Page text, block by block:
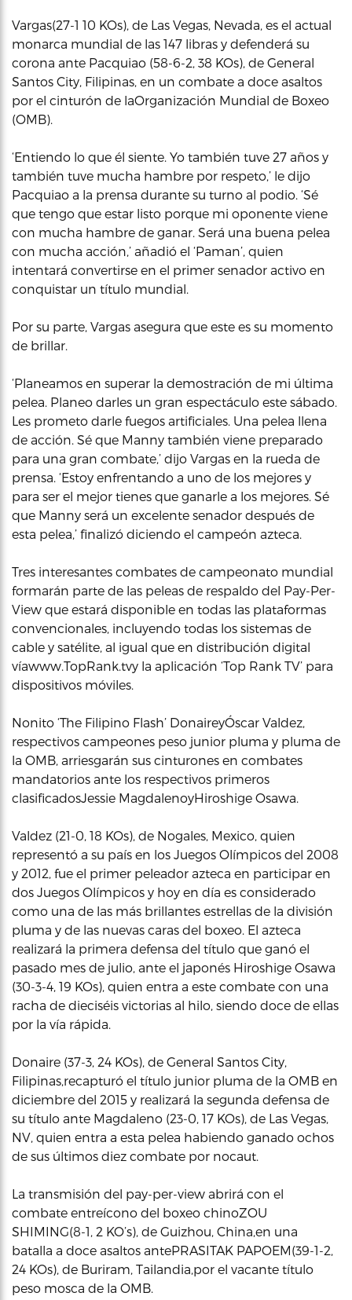
Vargas(27-1 10 KOs), de Las Vegas, Nevada, es el actual
monarca mundial de las 147 libras y defenderá su
corona ante Pacquiao (58-6-2, 38 KOs), de General
Santos City, Filipinas, en un combate a doce asaltos
por el cinturón de laOrganización Mundial de Boxeo
(OMB).
‘Entiendo lo que él siente. Yo también tuve 27 años y
también tuve mucha hambre por respeto,’ le dijo
Pacquiao a la prensa durante su turno al podio. ‘Sé
que tengo que estar listo porque mi oponente viene
con mucha hambre de ganar. Será una buena pelea
con mucha acción,’ añadió el ‘Paman’, quien
intentará convertirse en el primer senador activo en
conquistar un título mundial.
Por su parte, Vargas asegura que este es su momento
de brillar.
‘Planeamos en superar la demostración de mi última
pelea. Planeo darles un gran espectáculo este sábado.
Les prometo darle fuegos artificiales. Una pelea llena
de acción. Sé que Manny también viene preparado
para una gran combate,’ dijo Vargas en la rueda de
prensa. ‘Estoy enfrentando a uno de los mejores y
para ser el mejor tienes que ganarle a los mejores. Sé
que Manny será un excelente senador después de
esta pelea,’ finalizó diciendo el campeón azteca.
Tres interesantes combates de campeonato mundial
formarán parte de las peleas de respaldo del Pay-Per-
View que estará disponible en todas las plataformas
convencionales, incluyendo todas los sistemas de
cable y satélite, al igual que en distribución digital
víawww.TopRank.tvy la aplicación ‘Top Rank TV’ para
dispositivos móviles.
Nonito ‘The Filipino Flash’ DonaireyÓscar Valdez,
respectivos campeones peso junior pluma y pluma de
la OMB, arriesgarán sus cinturones en combates
mandatorios ante los respectivos primeros
clasificadosJessie MagdalenoyHiroshige Osawa.
Valdez (21-0, 18 KOs), de Nogales, Mexico, quien
representó a su país en los Juegos Olímpicos del 2008
y 2012, fue el primer peleador azteca en participar en
dos Juegos Olímpicos y hoy en día es considerado
como una de las más brillantes estrellas de la división
pluma y de las nuevas caras del boxeo. El azteca
realizará la primera defensa del título que ganó el
pasado mes de julio, ante el japonés Hiroshige Osawa
(30-3-4, 19 KOs), quien entra a este combate con una
racha de dieciséis victorias al hilo, siendo doce de ellas
por la vía rápida.
Donaire (37-3, 24 KOs), de General Santos City,
Filipinas,recapturó el título junior pluma de la OMB en
diciembre del 2015 y realizará la segunda defensa de
su título ante Magdaleno (23-0, 17 KOs), de Las Vegas,
NV, quien entra a esta pelea habiendo ganado ochos
de sus últimos diez combate por nocaut.
La transmisión del pay-per-view abrirá con el
combate entreícono del boxeo chinoZOU
SHIMING(8-1, 2 KO’s), de Guizhou, China,en una
batalla a doce asaltos antePRASITAK PAPOEM(39-1-2,
24 KOs), de Buriram, Tailandia,por el vacante título
peso mosca de la OMB.